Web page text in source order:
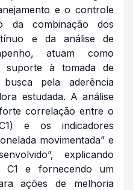
e o controle
da combinação dos
e da análise de
atuam como
suporte à tomada de
pela aderência
estudada. A análise
correlação entre o
e os indicadores
movimentada” e
explicando
C1 e fornecendo um
ações de melhoria